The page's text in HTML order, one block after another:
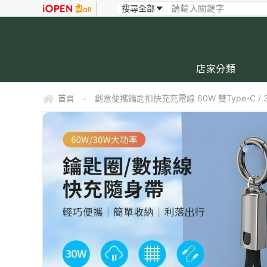
店家分類
首頁 - 創意便攜鑰匙扣快充充電線 60W 雙Type-C /